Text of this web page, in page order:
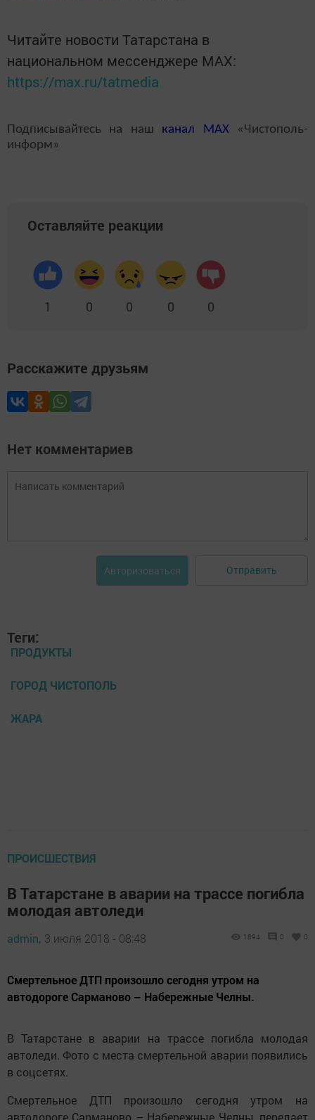
Читайте новости Татарстана в
национальном мессенджере MАХ:
https://max.ru/tatmedia
Подписывайтесь на наш канал MAX«Чистополь-
информ»
Оставляйте реакции
1 0 0 0 0
Расскажите друзьям
Нет комментариев
Авторизоваться Отправить
Теги:
ПРОДУКТЫ
ГОРОД ЧИСТОПОЛЬ
ЖАРА
ПРОИСШЕСТВИЯ
В Татарстане в аварии на трассе погибла
молодая автоледи
admin, 3 июля 2018 - 08:48 1894 0 0
Смертельное ДТП произошло сегодня утром на
автодороге Сарманово – Набережные Челны.
В Татарстане в аварии на трассе погибла молодая
автоледи. Фото с места смертельной аварии появились
в соцсетях.
Смертельное ДТП произошло сегодня утром на
автодороге Сарманово – Набережные Челны, передает